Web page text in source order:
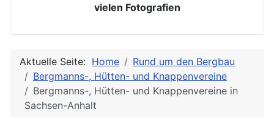
vielen Fotografien
Aktuelle Seite: Home
Rund um den Bergbau
Bergmanns-, Hütten- und Knappenvereine
Bergmanns-, Hütten- und Knappenvereine in
Sachsen-Anhalt